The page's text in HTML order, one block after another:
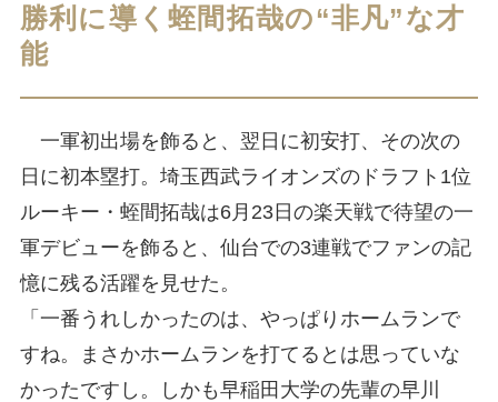
勝利に導く蛭間拓哉の“非凡”な才
能
一軍初出場を飾ると、翌日に初安打、その次の
日に初本塁打。埼玉西武ライオンズのドラフト1位
ルーキー・蛭間拓哉は6月23日の楽天戦で待望の一
軍デビューを飾ると、仙台での3連戦でファンの記
憶に残る活躍を見せた。
「一番うれしかったのは、やっぱりホームランで
すね。まさかホームランを打てるとは思っていな
かったですし。しかも早稲田大学の先輩の早川